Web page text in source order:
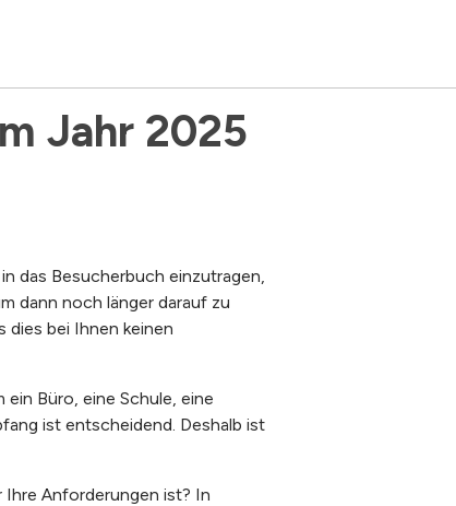
Jahr 2025
das Besucherbuch einzutragen,
dann noch länger darauf zu
dies bei Ihnen keinen
Büro, eine Schule, eine
ist entscheidend. Deshalb ist
Anforderungen ist? In